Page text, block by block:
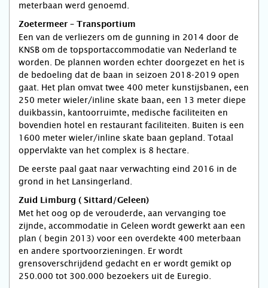
meterbaan werd genoemd.
Zoetermeer – Transportium
Een van de verliezers om de gunning in 2014 door de
KNSB om de topsportaccommodatie van Nederland te
worden. De plannen worden echter doorgezet en het is
de bedoeling dat de baan in seizoen 2018-2019 open
gaat. Het plan omvat twee 400 meter kunstijsbanen, een
250 meter wieler/inline skate baan, een 13 meter diepe
duikbassin, kantoorruimte, medische faciliteiten en
bovendien hotel en restaurant faciliteiten. Buiten is een
1600 meter wieler/inline skate baan gepland. Totaal
oppervlakte van het complex is 8 hectare.
De eerste paal gaat naar verwachting eind 2016 in de
grond in het Lansingerland.
Zuid Limburg ( Sittard/Geleen)
Met het oog op de verouderde, aan vervanging toe
zijnde, accommodatie in Geleen wordt gewerkt aan een
plan ( begin 2013) voor een overdekte 400 meterbaan
en andere sportvoorzieningen. Er wordt
grensoverschrijdend gedacht en er wordt gemikt op
250.000 tot 300.000 bezoekers uit de Euregio.